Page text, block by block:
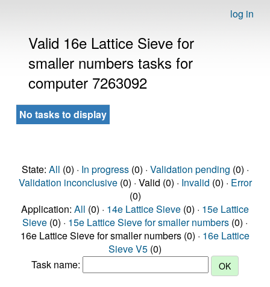
log in
Valid 16e Lattice Sieve for
smaller numbers tasks for
computer 7263092
No tasks to display
State: All (0) · In progress(0) · Validation pending (0) ·
Validation inconclusive(0) · Valid (0) · Invalid (0) · Error
(0)
Application: All (0) · 14e Lattice Sieve (0) · 15e Lattice
Sieve (0) · 15e Lattice Sieve for smaller numbers (0) ·
16e Lattice Sieve for smaller numbers (0) · 16e Lattice
Sieve V5 (0)
Task name: